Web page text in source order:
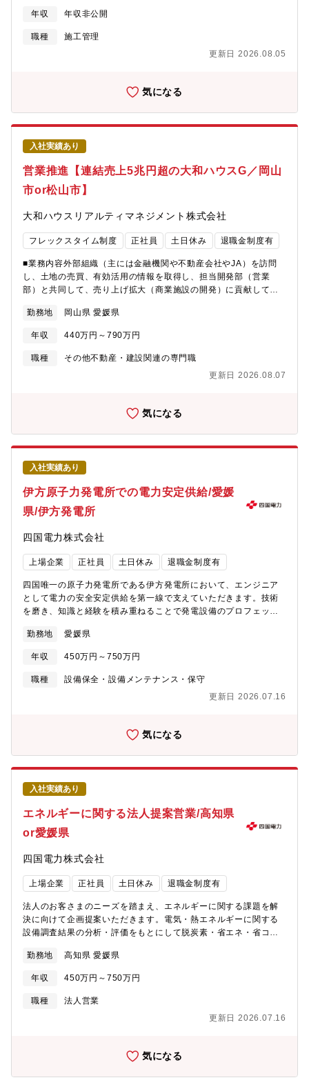
ず活躍できる環境づくりにも取り組んでいる、働き易い環境の企
業です。
JIS T2304 医療機器ソフトウェア―ソフトウェアライフサイク
エンジニアリングの医療機器への適用・JIS T81001-5-1 ヘルス
ソフトウェア及びヘルスＩＴシステムの安全，有効性及びセキュ
価―第１部：リスクマネジメントプロセスにおける評価及び試
理・調整【キャリアパス】入社直後：・導入教育プログラムにお
体、審査会への参加を通じて事業部全体の製品知識と業務プロセ
スを習得します。・進行中の医療機器各種の規格適合活動に参画
し、OJTを進めます。5年後以降：規格適合推進部門のマネージャ
ー・リーダーとして活動を推進します【働き方】■出張：国内出張
あり（2か月に1回程度／本社〈東京〉・横須賀製造所など）。海
外出張はほぼありません。■リモートワーク：週2日まで利用可能■
フレックスタイム制：あり【ポジションの魅力】・技術規格適合
関連業務に携わることで、技術とマネジメントの両面のスキルを
身につけることができます。・患者さんの(Quality of Life)向上に
資する医療機器の開発に携わることで、社会貢献を実感すること
的な創意工夫・アイデアが活かせます。・多くが一品受注生産で
連部門と協力して製品を作り上げていく楽しみがあります。
住宅(木造・軽量鉄骨造・重量鉄骨造)の工程・原価・品質・安全管
理の4大管理に加え、お客様対応、竣工検査等に従事いただきま
す。※分業化・システム化により、原価管理はほとんど必要あり
物件数：常時5～10棟程度、年間20棟程度・平均受注金額：5000
の他非住宅(クリニック・保育園等)：1割・エリア：配属支店近郊
（基本的に支店から1時間圏内）・巡回手段：公共交通機関が基
本。一部社用車付与の場合は利用可。※私用車利用不可。【入社
後のキャリアパス例】入社後～1年程度専任として1現場を担当。
基本的には現場常駐、当社の施工管理における安全・品質・原
価・工程管理を習得いただきます。○1年～３年自身の管理物件と
併せて複数現場を管理し、幅広い知識と建築業務スキルを習得い
ただきます。○３年～即戦力として課員を統率いただきます。ま
た、チーフコンストラクターとなり社内でも影響力を発揮いただ
委託している積水ハウス建設グループを包括する業務となりま
す。・常駐型 専任の配置技術者（監理技術者、主任技術者）と
して、主に現場で品質・安全管理に従事する業務となります。
（支店の休日は火水・祝日です）重要イベントが休日と重なる場
合はその日は出勤頂き、支障のない平日に代休を取って頂きま
す。【WLBバランス実現に向けた制度例】■勤務エリア継続制度①
治療/②介護/③育児のいずれかを理由とする場合、一定期間転居な
同居のお子様の育児をされている」場合、会社より承認された期
能。■スライド勤務部署の勤務形態や自身の暮らしに合わせ8時か
ら17時、10時から19時など、勤務時間を調整できます。■your ホ
を達成するため、支店ごとで有給奨励日を作るなど様々な取り組
4500名を超える施工従事者がいます。完全子会社で工事、且つ監
るグループ会社や施工協力店によって構成される「積水ハウス
会」を組織し、施工技術の向上や労働環境の整備など、意見を出
し合い、協力しながら取り組んでいます。※2858社所属していま
す。【効率的な働き方への取り組み】■自社工場出荷材で効率UP
ほとんどの資材は自社工場から出荷されるため、担当者の発注作
業・荷受け減につながります。■デジタル化による高効率な業務
CAD－積算(部材拾)－工場生産が連動しているため、ミスが少な
く合理化された業務内容です。施工図作成や原価管理が不要で、
お客様との接点に重きをおくことが可能です。★ルーティンワー
クや決まったものを合理化することで工場出荷材以外の部材使用
白みの一つです。
年収 年収非公開
職種
施工管理
更新日 2026.08.05
気になる
入社実績あり
営業推進【連結売上5兆円超の大和ハウスG／岡山
市or松山市】
大和ハウスリアルティマネジメント株式会社
フレックスタイム制度 正社員 土日休み 退職金制度有
■業務内容外部組織（主には金融機関や不動産会社やJA）を訪問
し、土地の売買、有効活用の情報を取得し、担当開発部（営業
部）と共同して、売り上げ拡大（商業施設の開発）に貢献してい
意見にも耳をかたむける素直な方・営業が好きな方【配属先情
報】 ■営業推進部 中四国担当※中四国エリアは広島営業所は既
存社員がいますが、岡山営業所と松山営業所は現在就業している
メンバーはおりません。
勤務地 岡山県 愛媛県
年収 440万円～790万円
職種
その他不動産・建設関連の専門職
更新日 2026.08.07
気になる
入社実績あり
伊方原子力発電所での電力安定供給/愛媛
県/伊方発電所
四国電力株式会社
上場企業 正社員 土日休み 退職金制度有
四国唯一の原子力発電所である伊方発電所において、エンジニア
として電力の安全安定供給を第一線で支えていただきます。技術
を磨き、知識と経験を積み重ねることで発電設備のプロフェッシ
じて業務に必要な知識と技能を身に着けていただくとともに、伊
方発電所の運転・保守業務に必要な専門知識・技能習得のため、
同社保有の研修施設である原子力保安研修所(松山市)で研修をご準
備しておりますのでご安心ください。【入社時の想定している具
〇原子燃料、炉心管理の業務〇安全対策工事や各種保全工事の計
力本部・原子力保安研修所(ともに松山市)・本店(高松市)等で経験
を積んでいただく可能性もあります。経験の幅を広げるため、関
係会社・団体等に出向する可能性もあります。
勤務地 愛媛県
年収 450万円～750万円
職種
設備保全・設備メンテナンス・保守
更新日 2026.07.16
気になる
入社実績あり
エネルギーに関する法人提案営業/高知県
or愛媛県
四国電力株式会社
上場企業 正社員 土日休み 退職金制度有
法人のお客さまのニーズを踏まえ、エネルギーに関する課題を解
決に向けて企画提案いただきます。電気・熱エネルギーに関する
設備調査結果の分析・評価をもとにして脱炭素・省エネ・省コス
と連携しながらお客さま設備の改善に取り組んでいきます。ま
た、お客さまとの電力需給契約の締結など営業に関する幅広い業
務に従事いただきます。お客さまのお声やニーズに耳を傾け、想
像力をもって技術的な課題解決をご提案できる方を求めていま
資格を有し、工場の生産プロセスやユーティリティ設備に関する
勤務地 高知県 愛媛県
年収 450万円～750万円
職種
法人営業
更新日 2026.07.16
気になる